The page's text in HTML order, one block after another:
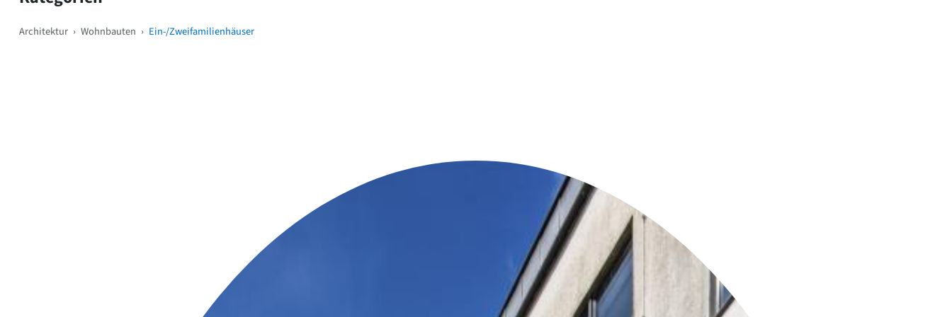
Architektur › Wohnbauten › Ein-/Zweifamilienhäuser